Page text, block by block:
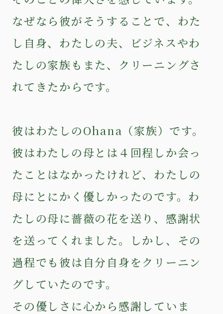
なぜなら彼がそうすることで、わた
し自身、わたしの夫、ビジネスやわ
たしの家族もまた、クリーニングさ
れてきたからです。
彼はわたしのOhana（家族）です。
彼はわたしの母とは４回程しか会っ
たことはなかったけれど、わたしの
母にとにかく優しかったのです。わ
たしの母に薔薇の花を送り、感謝状
を送ってくれました。しかし、その
過程でも彼は自分自身をクリーニン
グしていたのです。
その優しさに心から感謝していま